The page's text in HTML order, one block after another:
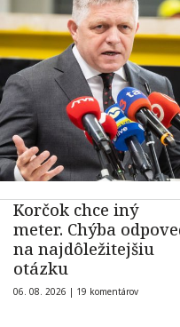
Korčok chce iný
meter. Chýba
na najdôležitejšiu
otázku
06. 08. 2026 | 19 komentárov